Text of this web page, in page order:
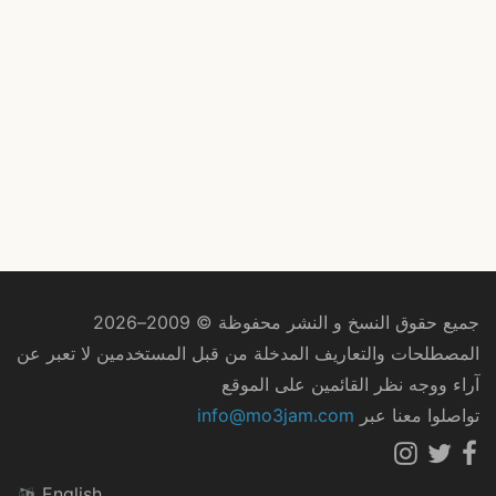
جميع حقوق النسخ و النشر محفوظة © 2009–2026
المصطلحات والتعاريف المدخلة من قبل المستخدمين لا تعبر عن
آراء ووجه نظر القائمين على الموقع
تواصلوا معنا عبر info@mo3jam.com